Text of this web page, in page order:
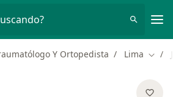
Y Ortopedista Lima